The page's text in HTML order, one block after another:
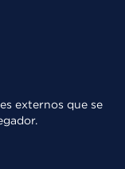
externos que se